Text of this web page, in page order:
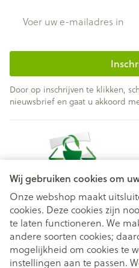
Wij gebruiken cookies om
Onze webshop maakt
cookies. Deze cookies zijn
te laten functioneren. We
andere soorten cookies;
mogelijkheid om cookies te
instellingen aan te passen.
Door op inschrijven te klikken,
nieuwsbrief en gaat u akkoord
Juridische links